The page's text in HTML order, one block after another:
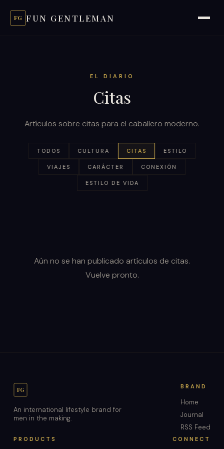
FG FUN GENTLEMAN
EL DIARIO
Citas
Artículos sobre citas para el caballero moderno.
TODOS CULTURA CITAS ESTILO
VIAJES CARÁCTER CONEXIÓN
ESTILO DE VIDA
Aún no se han publicado artículos de citas.
Vuelve pronto.
FG
An international lifestyle brand for
men in the making.
BRAND
Home
Journal
RSS Feed
PRODUCTS CONNECT